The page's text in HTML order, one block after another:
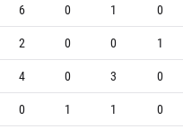
6 0 1 0
2 0 0 1
4 0 3 0
0 1 1 0